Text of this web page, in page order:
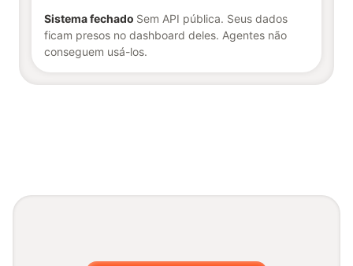
Sistema fechado Sem API pública. Seus dados
ficam presos no dashboard deles. Agentes não
conseguem usá-los.